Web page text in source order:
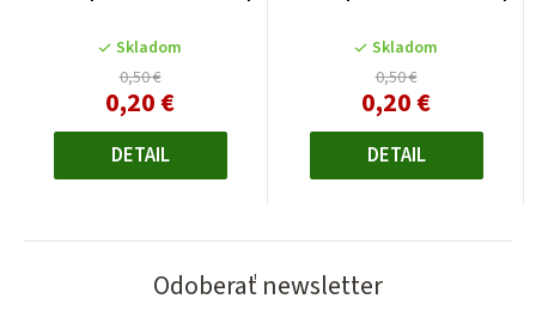
Skladom
0,50 €
0,20 €
DETAIL
Skladom
0,50 €
0,20 €
DETAIL
Odoberať newsletter